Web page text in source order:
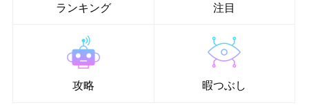
ランキング 注目
攻略 暇つぶし